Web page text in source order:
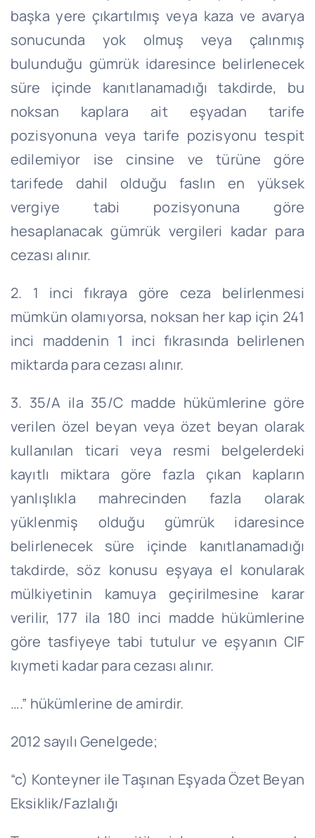
başka yere çıkartılmış veya kaza ve avarya
sonucunda yok olmuş veya çalınmış
bulunduğu gümrük idaresince belirlenecek
süre içinde kanıtlanamadığı takdirde, bu
noksan kaplara ait eşyadan tarife
pozisyonuna veya tarife pozisyonu tespit
edilemiyor ise cinsine ve türüne göre
tarifede dahil olduğu faslın en yüksek
vergiye tabi pozisyonuna göre
hesaplanacak gümrük vergileri kadar para
cezası alınır.
2. 1 inci fıkraya göre ceza belirlenmesi
mümkün olamıyorsa, noksan her kap için 241
inci maddenin 1 inci fıkrasında belirlenen
miktarda para cezası alınır.
3. 35/A ila 35/C madde hükümlerine göre
verilen özel beyan veya özet beyan olarak
kullanılan ticari veya resmi belgelerdeki
kayıtlı miktara göre fazla çıkan kapların
yanlışlıkla mahrecinden fazla olarak
yüklenmiş olduğu gümrük idaresince
belirlenecek süre içinde kanıtlanamadığı
takdirde, söz konusu eşyaya el konularak
mülkiyetinin kamuya geçirilmesine karar
verilir, 177 ila 180 inci madde hükümlerine
göre tasfiyeye tabi tutulur ve eşyanın CIF
kıymeti kadar para cezası alınır.
….” hükümlerine de amirdir.
2012 sayılı Genelgede;
“c) Konteyner ile Taşınan Eşyada Özet Beyan
Eksiklik/Fazlalığı